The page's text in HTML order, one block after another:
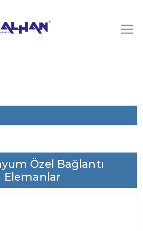
Özel Bağlantı
Elemanlar